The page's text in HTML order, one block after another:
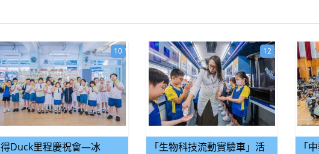
得Duck里程慶祝會—冰
10
「生物科技流動實驗車」活
12
「